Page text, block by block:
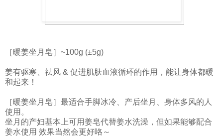
［暖姜坐月皂］~100g (±5g)
姜有驱寒、祛风 & 促进肌肤血液循环的作用，能让身体都暖
和起来！
［暖姜坐月皂］最适合手脚冰冷、产后坐月、身体多风的人
使用。
坐月的产妇基本上可用姜皂代替姜水洗澡，但如果能够配合
姜水使用 效果当然会更好咯～